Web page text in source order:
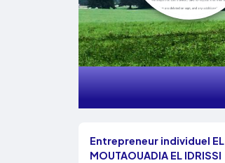
Entrepreneur individuel EL
MOUTAOUADIA EL IDRISSI